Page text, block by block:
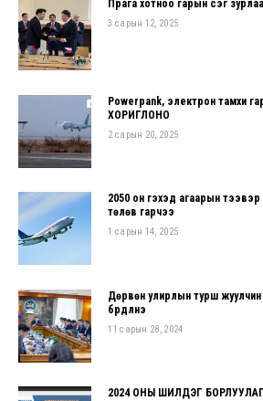
Прага хотноо гарын үсэг
3 сарын 12, 2025
Powerpank, электрон тамхи
ХОРИГЛОНО
2 сарын 20, 2025
2050 он гэхэд агаарын
төлөв гарчээ
1 сарын 14, 2025
Дөрвөн улирлын турш жуулчин
бүрдүүлнэ
11 сарын 28, 2024
2024 ОНЫ ШИЛДЭГ